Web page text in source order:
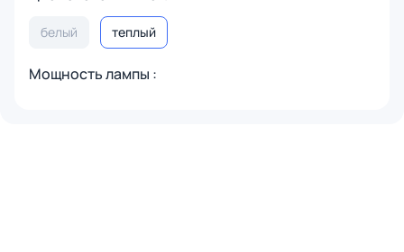
белый теплый
Мощность лампы :